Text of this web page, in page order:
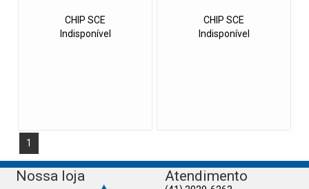
CHIP SCE
Indisponível
CHIP SCE
Indisponível
1
Nossa loja Atendimento